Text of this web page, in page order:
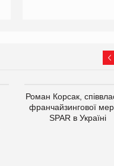
Роман Корсак,
франчайзингової
SPAR в Україні